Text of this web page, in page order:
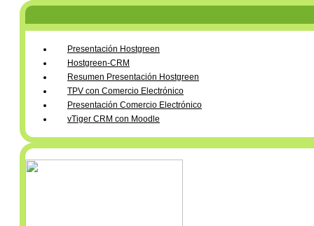
Presentación Hostgreen
Hostgreen-CRM
Resumen Presentación Hostgreen
TPV con Comercio Electrónico
Presentación Comercio Electrónico
vTiger CRM con Moodle